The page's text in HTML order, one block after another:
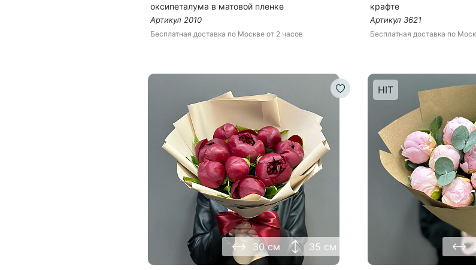
оксипеталума в матовой пленке
Артикул 2010
Бесплатная доставка по Москве от 2 часов
крафте
Артикул 3621
Бесплатная доставка по
30 см 35 см
HIT